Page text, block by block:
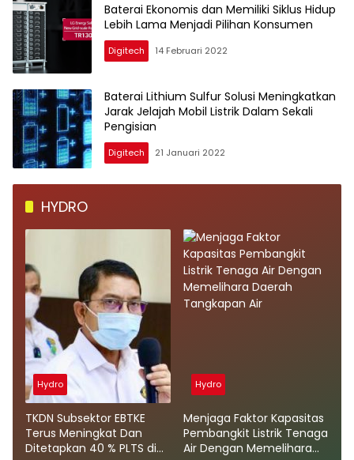
Baterai Ekonomis dan Memiliki Siklus Hidup
Lebih Lama Menjadi Pilihan Konsumen
Digitech 14 Februari 2022
Baterai Lithium Sulfur Solusi Meningkatkan
Jarak Jelajah Mobil Listrik Dalam Sekali
Pengisian
Digitech 21 Januari 2022
HYDRO
Hydro
TKDN Subsektor EBTKE
Terus Meningkat Dan
Ditetapkan 40 % PLTS di
Hydro
Menjaga Faktor Kapasitas
Pembangkit Listrik Tenaga
Air Dengan Memelihara